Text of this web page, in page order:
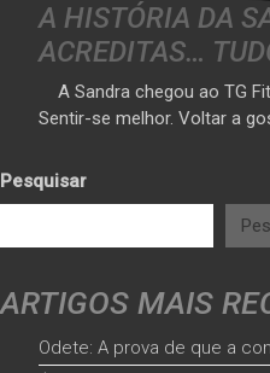
A HISTÓRIA DA
ACREDITAS…
A Sandra chegou ao TG
Sentir-se melhor. Voltar a
Pesquisar
ARTIGOS MAIS
Odete: A prova de que a